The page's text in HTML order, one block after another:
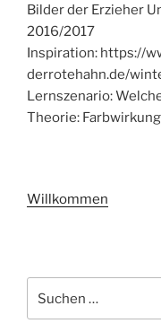
Bilder der Erzieher
2016/2017
Inspiration: https://
derrotehahn.de/
Lernszenario:
Theorie:
Willkommen
nach: